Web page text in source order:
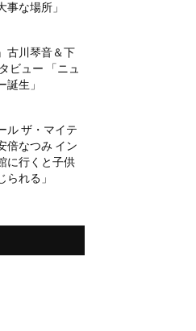
事な場所」
古川琴音＆下
ビュー 「ニュ
誕生」
ル ザ・マイテ
倍なつみ イン
に行くと子供
られる」